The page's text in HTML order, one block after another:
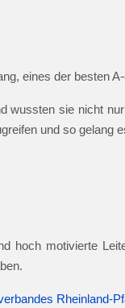
eines der besten
sie nicht
und so gelang
hoch motivierte
Rheinland-